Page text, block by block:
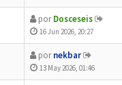
porDosceseis
16 Jun 2026, 20:27
pornekbar
13 May 2026, 01:46